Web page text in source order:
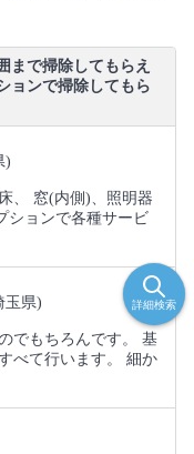
まで掃除してもらえ
ョンで掃除してもら
)
、 窓(内側)、照明器
ションで各種サービ
玉県)
でもちろんです。 基
べて行います。 細か
詳細検索